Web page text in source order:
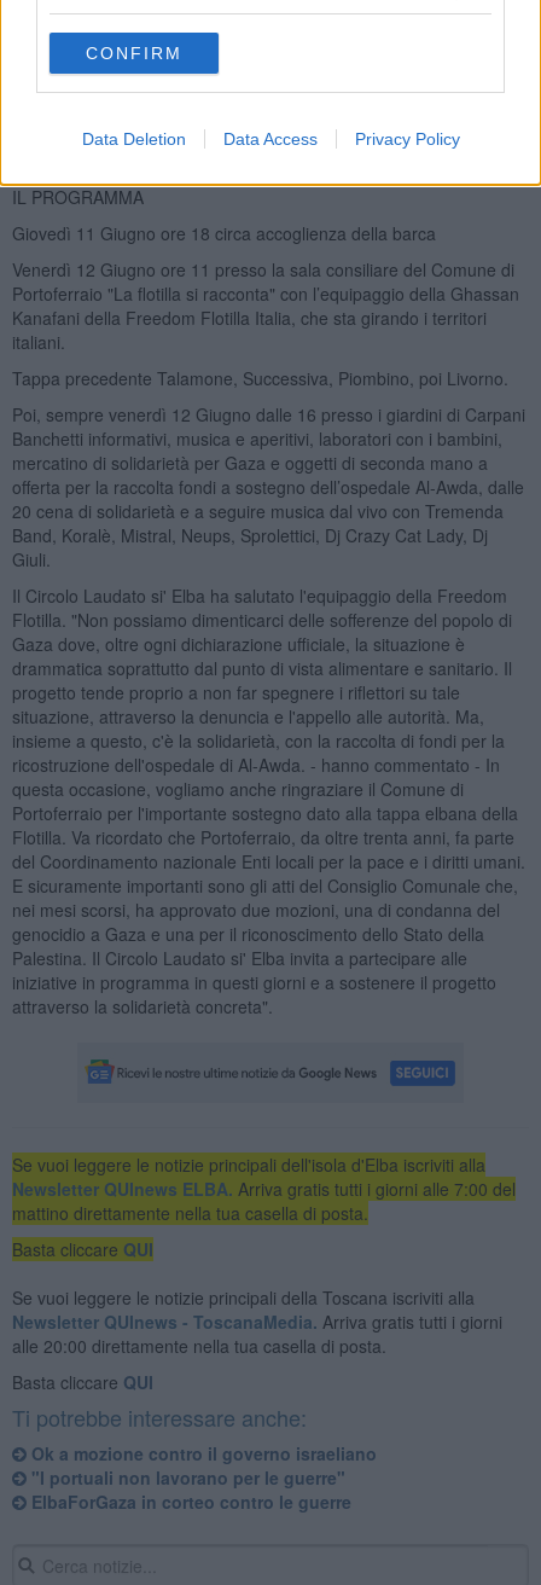
CONFIRM
Data Deletion Data Access Privacy Policy
La mattina del 12 Giugno è prevista una iniziativa pubblica di
presentazione del progetto e dal pomeriggio si svolgerà presso i
Giardini di Carpani una festa con musica, cibo, e momenti
diapprofondimento finalizzata alla raccolta fondi a sostegno del
momenti di condivisione, di ascolto e di lotta.Consci della
IL PROGRAMMA
Giovedì 11 Giugno ore 18 circa accoglienza della barca
Venerdì 12 Giugno ore 11 presso la sala consiliare del Comune di
Portoferraio "La flotilla si racconta" con l’equipaggio della Ghassan
Kanafani della Freedom Flotilla Italia, che sta girando i territori
italiani.
Tappa precedente Talamone, Successiva, Piombino, poi Livorno.
Poi, sempre venerdì 12 Giugno dalle 16 presso i giardini di Carpani
Banchetti informativi, musica e aperitivi, laboratori con i bambini,
mercatino di solidarietà per Gaza e oggetti di seconda mano a
offerta per la raccolta fondi a sostegno dell’ospedale Al-Awda, dalle
20 cena di solidarietà e a seguire musica dal vivo con Tremenda
Band, Koralè, Mistral, Neups, Sprolettici, Dj Crazy Cat Lady, Dj
Giuli.
Il Circolo Laudato si' Elba ha salutato l'equipaggio della Freedom
Flotilla. "Non possiamo dimenticarci delle sofferenze del popolo di
Gaza dove, oltre ogni dichiarazione ufficiale, la situazione è
drammatica soprattutto dal punto di vista alimentare e sanitario. Il
progetto tende proprio a non far spegnere i riflettori su tale
situazione, attraverso la denuncia e l'appello alle autorità. Ma,
insieme a questo, c'è la solidarietà, con la raccolta di fondi per la
ricostruzione dell'ospedale di Al-Awda. - hanno commentato - In
questa occasione, vogliamo anche ringraziare il Comune di
Portoferraio per l'importante sostegno dato alla tappa elbana della
Flotilla. Va ricordato che Portoferraio, da oltre trenta anni, fa parte
del Coordinamento nazionale Enti locali per la pace e i diritti umani.
E sicuramente importanti sono gli atti del Consiglio Comunale che,
nei mesi scorsi, ha approvato due mozioni, una di condanna del
genocidio a Gaza e una per il riconoscimento dello Stato della
Palestina. Il Circolo Laudato si' Elba invita a partecipare alle
iniziative in programma in questi giorni e a sostenere il progetto
attraverso la solidarietà concreta".
Se vuoi leggere le notizie principali dell'isola d'Elba iscriviti alla
Newsletter QUInews ELBA. Arriva gratis tutti i giorni alle 7:00 del
mattino direttamente nella tua casella di posta.
Basta cliccare QUI
Se vuoi leggere le notizie principali della Toscana iscriviti alla
Newsletter QUInews - ToscanaMedia. Arriva gratis tutti i giorni
alle 20:00 direttamente nella tua casella di posta.
Basta cliccare QUI
Ti potrebbe interessare anche:
Ok a mozione contro il governo israeliano
"​I portuali non lavorano per le guerre"
ElbaForGaza in corteo contro le guerre